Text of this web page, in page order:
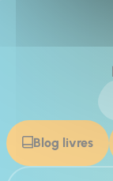
Blog livres